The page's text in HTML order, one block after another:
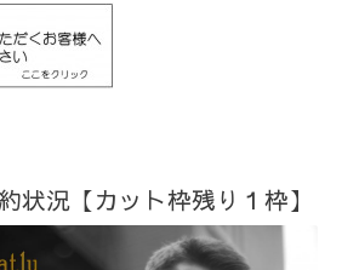
状況【カット枠残り１枠】